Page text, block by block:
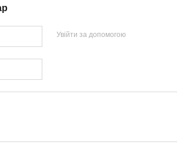
Увійти за допомогою